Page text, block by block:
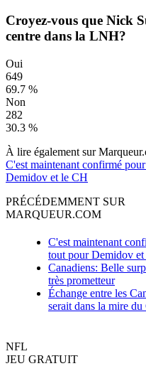
Croyez-vous que Nick
centre dans la LNH?
Oui
649
69.7 %
Non
282
30.3 %
À lire également sur
C'est maintenant confirmé
Demidov et le CH
PRÉCÉDEMMENT SUR
MARQUEUR.COM
C'est maintenant
tout pour Demidov
Canadiens: Belle
très prometteur
Échange entre les
serait dans la mire du
NFL
JEU GRATUIT